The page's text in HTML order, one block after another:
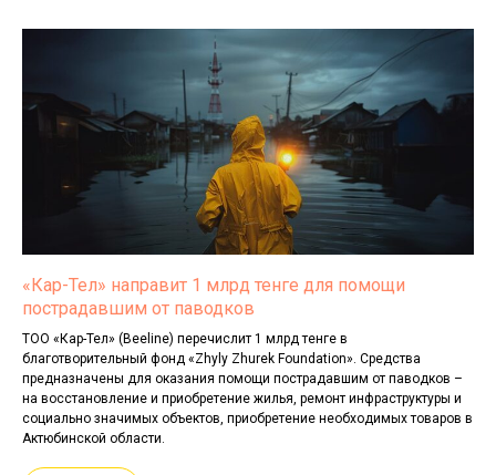
«Кар-Тел» направит 1 млрд тенге для помощи
пострадавшим от паводков
ТОО «Кар-Тел» (Beeline) перечислит 1 млрд тенге в
благотворительный фонд «Zhyly Zhurek Foundation». Средства
предназначены для оказания помощи пострадавшим от паводков –
на восстановление и приобретение жилья, ремонт инфраструктуры и
социально значимых объектов, приобретение необходимых товаров в
Актюбинской области.